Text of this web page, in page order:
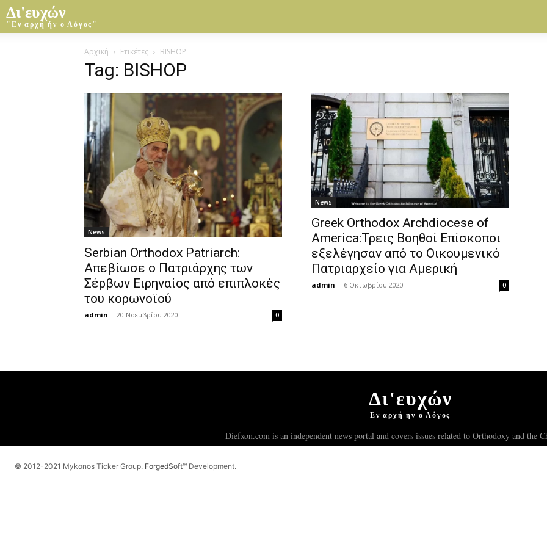
Δι'ευχών
"Εν αρχή ήν ο Λόγος"
Αρχική Ετικέτες BISHOP
Tag: BISHOP
News
Serbian Orthodox Patriarch:
Απεβίωσε ο Πατριάρχης των
Σέρβων Ειρηναίος από επιπλοκές
του κορωνοϊού
admin - 20 Νοεμβρίου 2020 0
News
Greek Orthodox Archdiocese of
America:Τρεις Βοηθοί Επίσκοποι
εξελέγησαν από το Οικουμενικό
Πατριαρχείο για Αμερική
admin - 6 Οκτωβρίου 2020 0
Δι'ευχών
Εν αρχή ην ο Λόγος
Diefxon.com is an independent news portal and covers issues related to Orthodoxy and the
© 2012-2021 Mykonos Ticker Group. ForgedSoft™ Development.